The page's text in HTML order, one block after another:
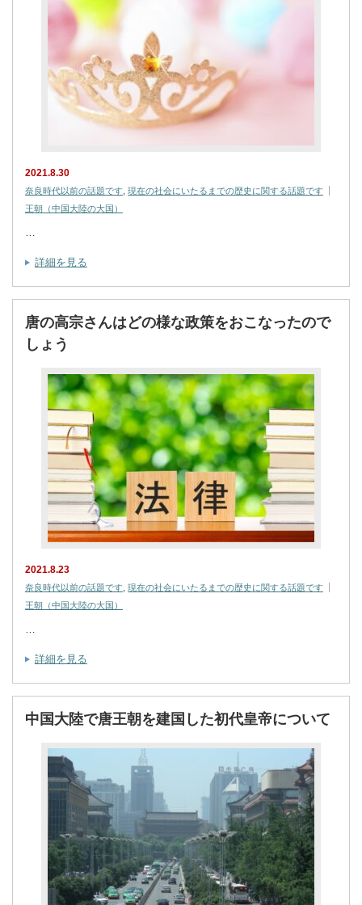
2021.8.30
奈良時代以前の話題です 現在の社会にいたるまでの歴史に関する話題です
王朝（中国大陸の大国）
…
詳細を見る
唐の高宗さんはどの様な政策をおこなったので
しょう
2021.8.23
奈良時代以前の話題です 現在の社会にいたるまでの歴史に関する話題です
王朝（中国大陸の大国）
詳細を見る
中国大陸で唐王朝を建国した初代皇帝について